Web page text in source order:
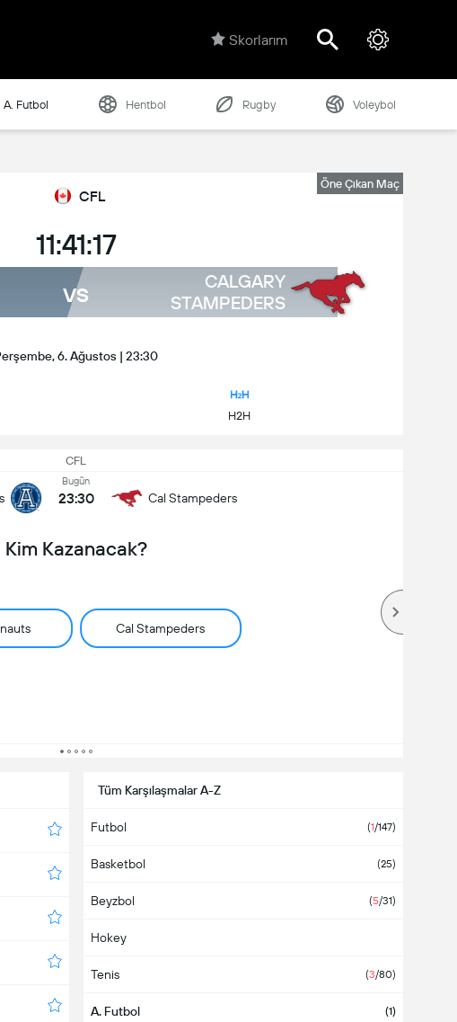
Skorlarım
A. Futbol Hentbol Rugby Voleybol
Öne Çıkan Maç
CFL
11:41:17
vs
CALGARY
STAMPEDERS
6. Ağustos | 23:30
H2H
CFL
Bugün
23:30 Cal Stampeders
Kim Kazanacak?
Cal Stampeders
Tüm Karşılaşmalar A-Z
Futbol (1/147)
Basketbol (25)
Beyzbol (5/31)
Hokey
Tenis (3/80)
A. Futbol (1)